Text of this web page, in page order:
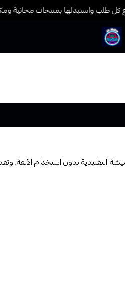
طلب واستبدلها بمنتجات مجانية
فيب المدينة
التقليدية بدون استخدام الألفة،